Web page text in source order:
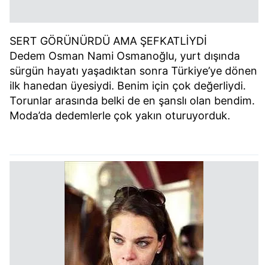
SERT GÖRÜNÜRDÜ AMA ŞEFKATLİYDİ
Dedem Osman Nami Osmanoğlu, yurt dışında
sürgün hayatı yaşadıktan sonra Türkiye’ye dönen
ilk hanedan üyesiydi. Benim için çok değerliydi.
Torunlar arasında belki de en şanslı olan bendim.
Moda’da dedemlerle çok yakın oturuyorduk.